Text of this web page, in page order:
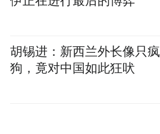
胡锡进：新西兰外长像只疯
狗，竟对中国如此狂吠